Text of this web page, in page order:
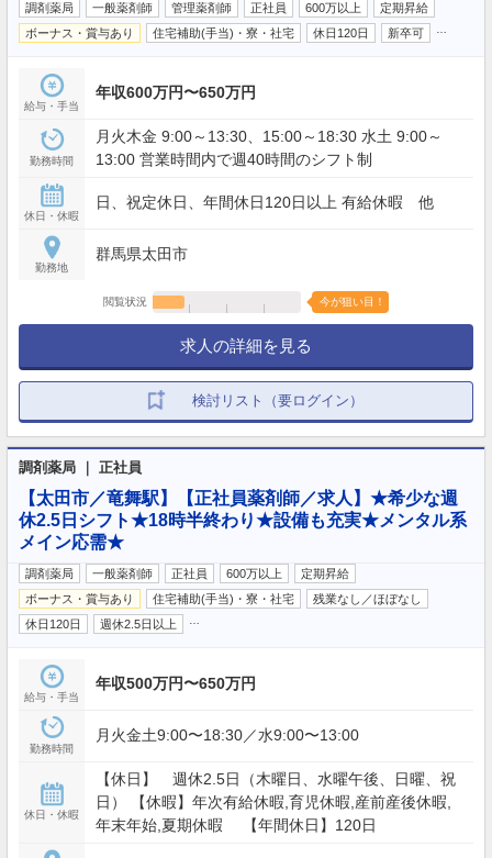
調剤薬局 一般薬剤師 管理薬剤師 正社員 600万以上
定期昇給
ボーナス・賞与あり
住宅補助(手当)・寮・社宅 休日120日 新卒可
給与・手当
年収600万円〜650万円
勤務時間
月火木金 9:00～13:30、15:00～18:30 水土 9:00～
13:00 営業時間内で週40時間のシフト制
休日・休暇
日、祝定休日、年間休日120日以上 有給休暇 他
勤務地
群馬県太田市
閲覧状況 今が狙い目！
求人の詳細を見る
検討リスト（要ログイン）
調剤薬局 ｜ 正社員
【太田市／竜舞駅】【正社員薬剤師／求人】★希少な週
休2.5日シフト★18時半終わり★設備も充実★メンタル系
メイン応需★
調剤薬局 一般薬剤師 正社員 600万以上
定期昇給
ボーナス・賞与あり
住宅補助(手当)・寮・社宅
残業なし／ほぼなし
休日120日
週休2.5日以上
給与・手当
年収500万円〜650万円
勤務時間
月火金土9:00〜18:30／水9:00〜13:00
休日・休暇
【休日】 週休2.5日（木曜日、水曜午後、日曜、祝
日） 【休暇】年次有給休暇,育児休暇,産前産後休暇,
年末年始,夏期休暇 【年間休日】120日